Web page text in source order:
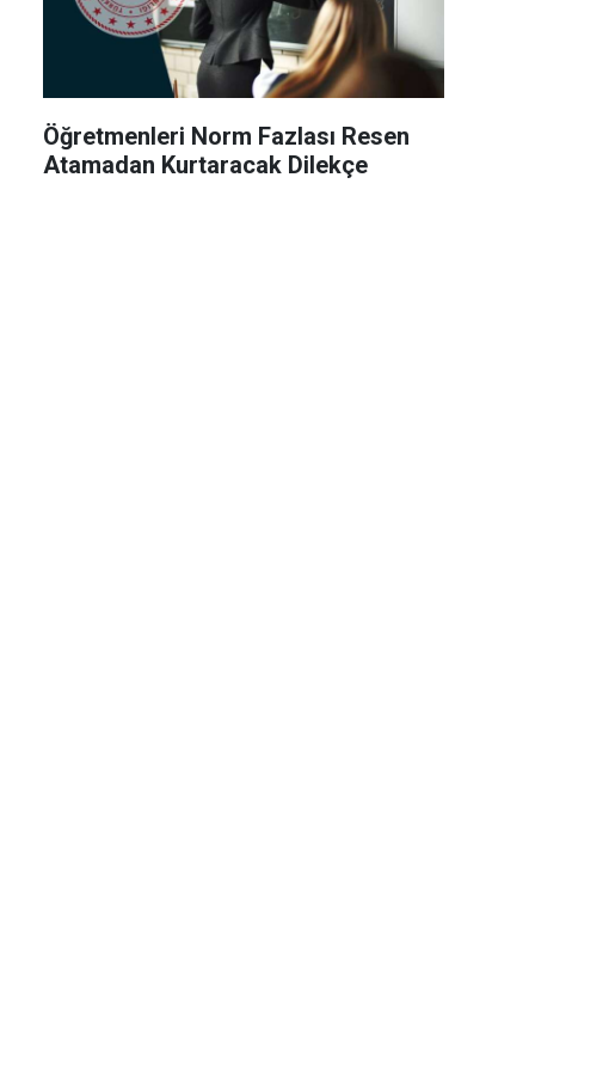
Öğretmenleri Norm Fazlası Resen
Atamadan Kurtaracak Dilekçe